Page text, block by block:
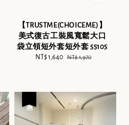
【TRUSTME(CHOICEME)】
美式復古工裝風寬鬆大口
袋立領短外套短外套 55105
Sale
NT$ 1,640 Regular
NT$ 1,970